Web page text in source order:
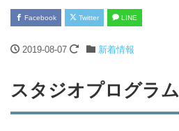
Facebook Twitter LINE
2019-08-07 新着情報
スタジオプログラム